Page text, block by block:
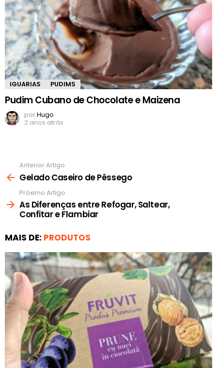
IGUARIAS PUDIMS
Pudim Cubano de Chocolate e Maizena
porHugo
2 anos atrás
mais
Anterior Artigo
Gelado Caseiro de Pêssego
Próximo Artigo
As Diferenças entre Refogar, Saltear,
Confitar e Flambiar
MAIS DE: PRODUTOS